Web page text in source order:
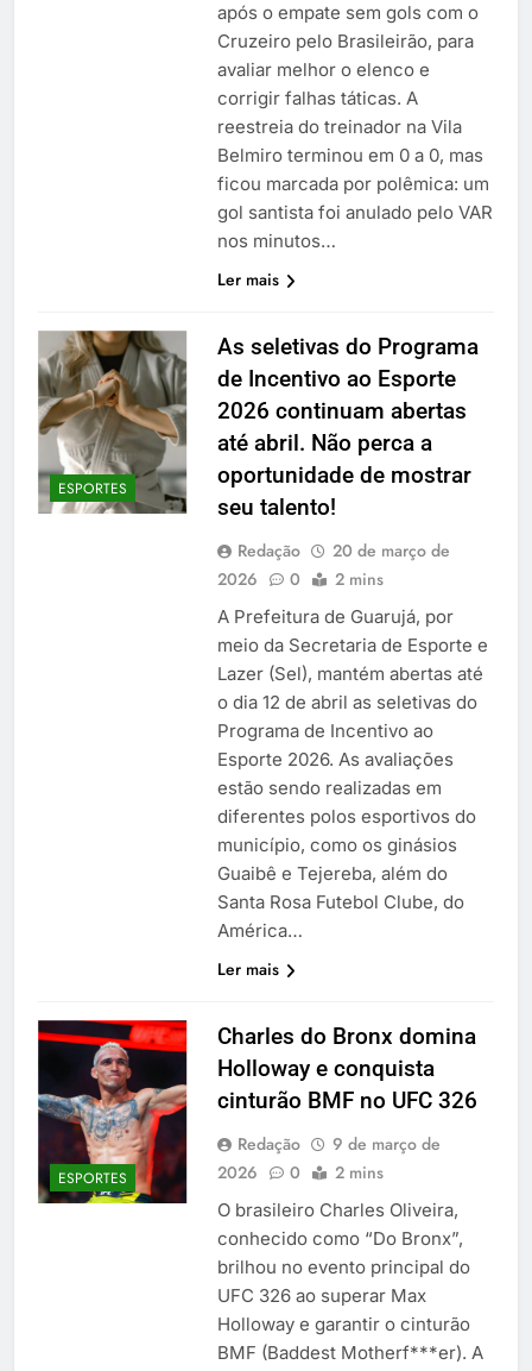
após o empate sem gols com o
Cruzeiro pelo Brasileirão, para
avaliar melhor o elenco e
corrigir falhas táticas. A
reestreia do treinador na Vila
Belmiro terminou em 0 a 0, mas
ficou marcada por polêmica: um
gol santista foi anulado pelo VAR
nos minutos…
Ler mais
ESPORTES
As seletivas do Programa
de Incentivo ao Esporte
2026 continuam abertas
até abril. Não perca a
oportunidade de mostrar
seu talento!
Redação
20 de março de
2026
0 2 mins
A Prefeitura de Guarujá, por
meio da Secretaria de Esporte e
Lazer (Sel), mantém abertas até
o dia 12 de abril as seletivas do
Programa de Incentivo ao
Esporte 2026. As avaliações
estão sendo realizadas em
diferentes polos esportivos do
município, como os ginásios
Guaibê e Tejereba, além do
Santa Rosa Futebol Clube, do
América…
Ler mais
ESPORTES
Charles do Bronx domina
Holloway e conquista
cinturão BMF no UFC 326
Redação
9 de março de
2026
0 2 mins
O brasileiro Charles Oliveira,
conhecido como “Do Bronx”,
brilhou no evento principal do
UFC 326 ao superar Max
Holloway e garantir o cinturão
BMF (Baddest Motherf***er). A